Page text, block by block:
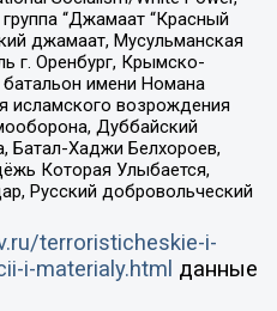
“Джамаат “Красный
джамаат, Мусульманская
г. Оренбург, Крымско-
имени Номана
исламского возрождения
Дуббайский
Батал-Хаджи Белхороев,
Которая Улыбается,
Русский добровольческий
terroristicheskie-i-
i-materialy.html данные